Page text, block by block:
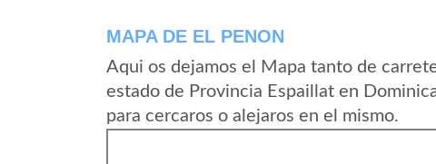
MAPA DE EL PENON
Aqui os dejamos el Mapa tanto de
estado de Provincia Espaillat en
para cercaros o alejaros en el mismo.